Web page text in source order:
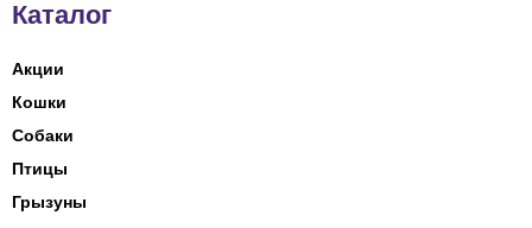
Каталог
Акции
Кошки
Собаки
Птицы
Грызуны